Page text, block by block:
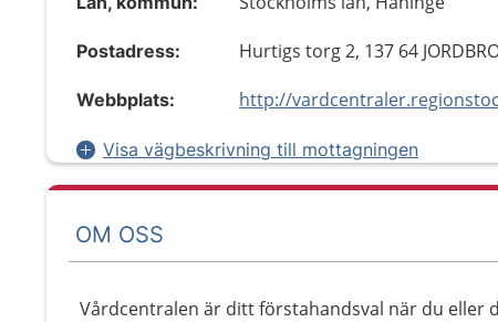
Postadress: Hurtigs torg 2, 137 64
Webbplats:
Visa vägbeskrivning till mottagningen
OM OSS
Vårdcentralen är ditt förstahandsval när du eller